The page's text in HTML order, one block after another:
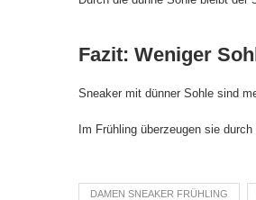
Fazit: Weniger
Sneaker mit dünner Sohle sind
Im Frühling überzeugen sie
DAMEN SNEAKER FRÜHLING